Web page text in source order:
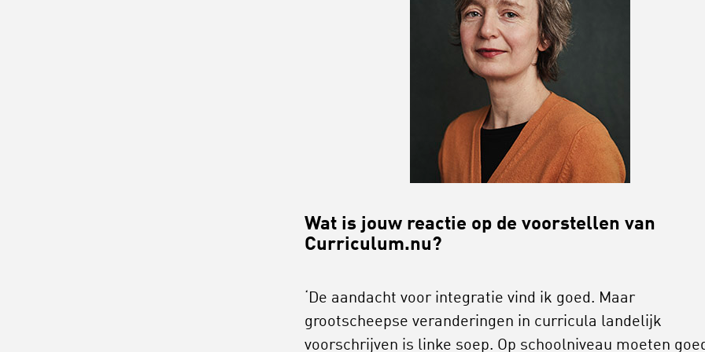
Wat is jouw reactie op de voorstellen van
Curriculum.nu?
‘De aandacht voor integratie vind ik goed. Maar
grootscheepse veranderingen in curricula landelijk
voorschrijven is linke soep. Op schoolniveau moeten